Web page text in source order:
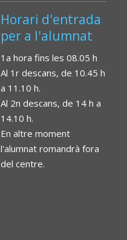
Horari d'entrada
per a l'alumnat
1a hora fins les 08.05 h
Al 1r descans, de 10.45 h
a 11.10 h.
Al 2n descans, de 14 h a
14.10 h.
En altre moment
l'alumnat romandrà fora
del centre.